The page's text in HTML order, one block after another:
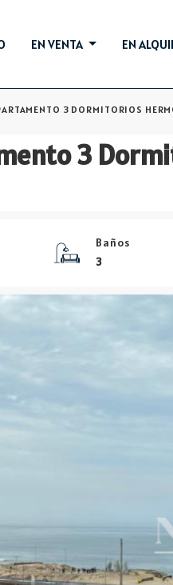
EN VENTA EN
3 DORMITORIOS
Baños
3